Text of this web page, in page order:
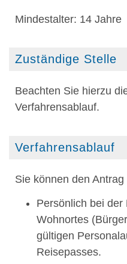
Mindestalter: 14 Jahre
Zuständige Stelle
Beachten Sie hierzu
Verfahrensablauf.
Verfahrensablauf
Sie können den Antrag
Persönlich bei
Wohnortes
gültigen
Reisepasses.